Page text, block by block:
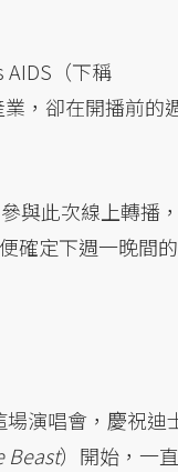
（下稱
，卻在開播前的
與此次線上轉播，
確定下週一晚間的
演唱會，慶祝迪
Beast）開始，一直